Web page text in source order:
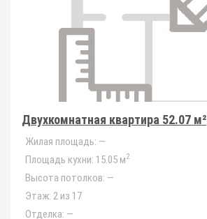
Двухкомнатная квартира 52.07 м²
Жилая площадь: —
Площадь кухни: 15.05 м2
Высота потолков: —
Этаж: 2 из 17
Отделка: —